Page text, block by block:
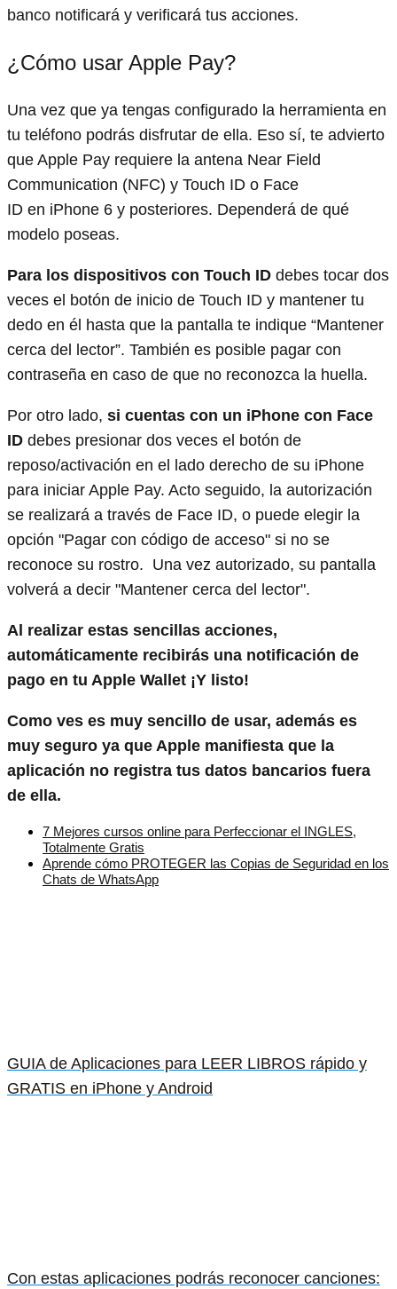
banco notificará y verificará tus acciones.
¿Cómo usar Apple Pay?
Una vez que ya tengas configurado la herramienta en
tu teléfono podrás disfrutar de ella. Eso sí, te advierto
que Apple Pay requiere la antena Near Field
Communication (NFC) y Touch ID o Face
ID en iPhone 6 y posteriores. Dependerá de qué
modelo poseas.
Para los dispositivos con Touch ID debes tocar dos
veces el botón de inicio de Touch ID y mantener tu
dedo en él hasta que la pantalla te indique “Mantener
cerca del lector”. También es posible pagar con
contraseña en caso de que no reconozca la huella.
Por otro lado, si cuentas con un iPhone con Face
ID debes presionar dos veces el botón de
reposo/activación en el lado derecho de su iPhone
para iniciar Apple Pay. Acto seguido, la autorización
se realizará a través de Face ID, o puede elegir la
opción "Pagar con código de acceso" si no se
reconoce su rostro. Una vez autorizado, su pantalla
volverá a decir "Mantener cerca del lector".
Al realizar estas sencillas acciones,
automáticamente recibirás una notificación de
pago en tu Apple Wallet ¡Y listo!
Como ves es muy sencillo de usar, además es
muy seguro ya que Apple manifiesta que la
aplicación no registra tus datos bancarios fuera
de ella.
7 Mejores cursos online para Perfeccionar el INGLES,
Totalmente Gratis
Aprende cómo PROTEGER las Copias de Seguridad en los
Chats de WhatsApp
GUIA de Aplicaciones para LEER LIBROS rápido y
GRATIS en iPhone y Android
Con estas aplicaciones podrás reconocer canciones: